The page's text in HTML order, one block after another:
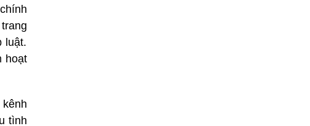
luật.
hoạt
tình